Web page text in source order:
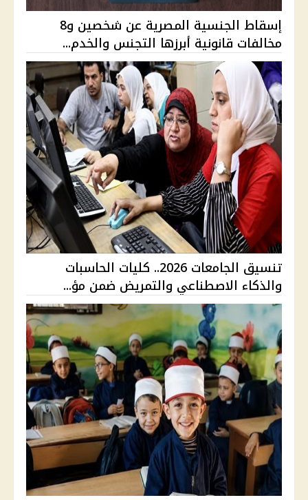
إسقاط الجنسية المصرية عن شخصين و8
مخالفات قانونية أبرزها التجنس والخدم...
تنسيق الجامعات 2026.. كليات الحاسبات
والذكاء الاصطناعي والتمريض ضمن مؤ...